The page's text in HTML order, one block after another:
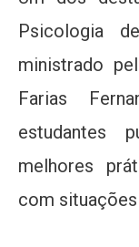
Psicologia
ministrado
Farias
estudantes
melhores
com